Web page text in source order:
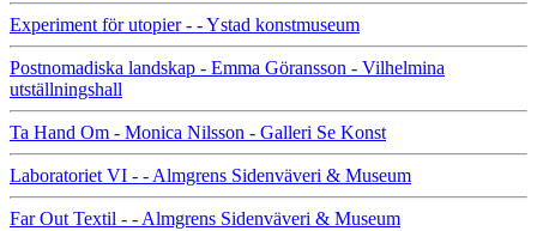
Experiment för utopier - - Ystad konstmuseum
Postnomadiska landskap - Emma Göransson - Vilhelmina
utställningshall
Ta Hand Om - Monica Nilsson - Galleri Se Konst
Laboratoriet VI - - Almgrens Sidenväveri & Museum
Far Out Textil - - Almgrens Sidenväveri & Museum